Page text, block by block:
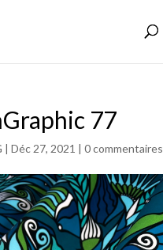
77
| Déc 27, 2021 | 0 commentaires